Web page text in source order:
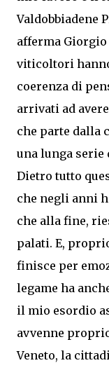
Valdobbiadene
afferma Giorgio
viticoltori
coerenza di
arrivati ad
che parte dalla
una lunga
Dietro tutto
che negli anni
che alla fine,
palati. E,
finisce per
legame ha
il mio esordio
avvenne
Veneto, la